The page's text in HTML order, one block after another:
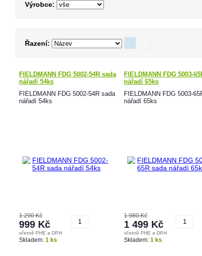
Výrobce:
Řazení:
FIELDMANN FDG 5002-54R sada
nářadí 54ks
FIELDMANN FDG 5002-54R sada
nářadí 54ks
1 290 Kč
999 Kč
včetně PHE a DPH
Skladem: 1 ks
FIELDMANN FDG 5003-
nářadí 65ks
FIELDMANN FDG 5003-
nářadí 65ks
1 980 Kč
1 499 Kč
včetně PHE a DPH
Skladem: 1 ks